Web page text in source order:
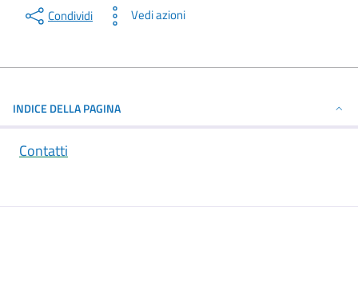
Condividi Vedi azioni
INDICE DELLA PAGINA
Contatti